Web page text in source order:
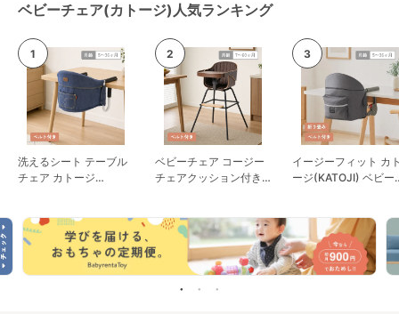
ベビーチェア(カトージ)人気ランキング
洗えるシート テーブル
チェア カトージ
ベビーチェア コージー
チェアクッション付き
イージーフィット カ
ージ(KATOJI) ベビー